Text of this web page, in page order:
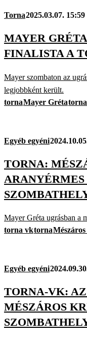
Torna2025.03.07. 15:59
MAYER
FINALISTA A
Mayer szombaton az
legjobbként került.
tornaMayer Gréta
Egyéb egyéni
TORNA:
Mayer Gréta ugrásban a
torna vktorna
Egyéb egyéni
TORNA-VK:
MÉSZÁROS